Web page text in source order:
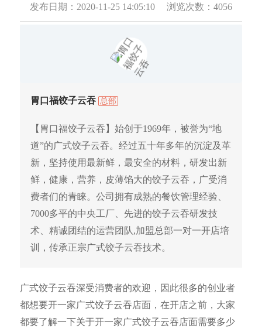
发布日期： 2020-11-25 14:05:10 浏览次数： 4056
胃口福饺子云吞 总部
【胃口福饺子云吞】始创于1969年，被誉为“地
道”的广式饺子云吞。经过五十年多年的沉淀及革
新，坚持使用最新鲜，最安全的材料，研发出新
鲜，健康，营养，皮薄馅大的饺子云吞，广受消
费者们的青睐。公司拥有成熟的餐饮管理经验、
7000多平的中央工厂、先进的饺子云吞研发技
术、精诚团结的运营团队,加盟总部一对一开店培
训，传承正宗广式饺子云吞技术。
广式饺子云吞深受消费者的欢迎，因此很多的创业者
都想要开一家广式饺子云吞店面，在开店之前，大家
都要了解一下关于开一家广式饺子云吞店面需要多少